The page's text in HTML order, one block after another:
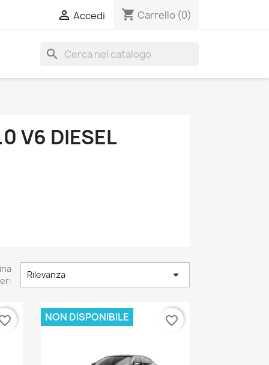
 Accedi shopping_cart Carrello (0)
search
V6 DIESEL
Rilevanza 
NON DISPONIBILE favorite_border